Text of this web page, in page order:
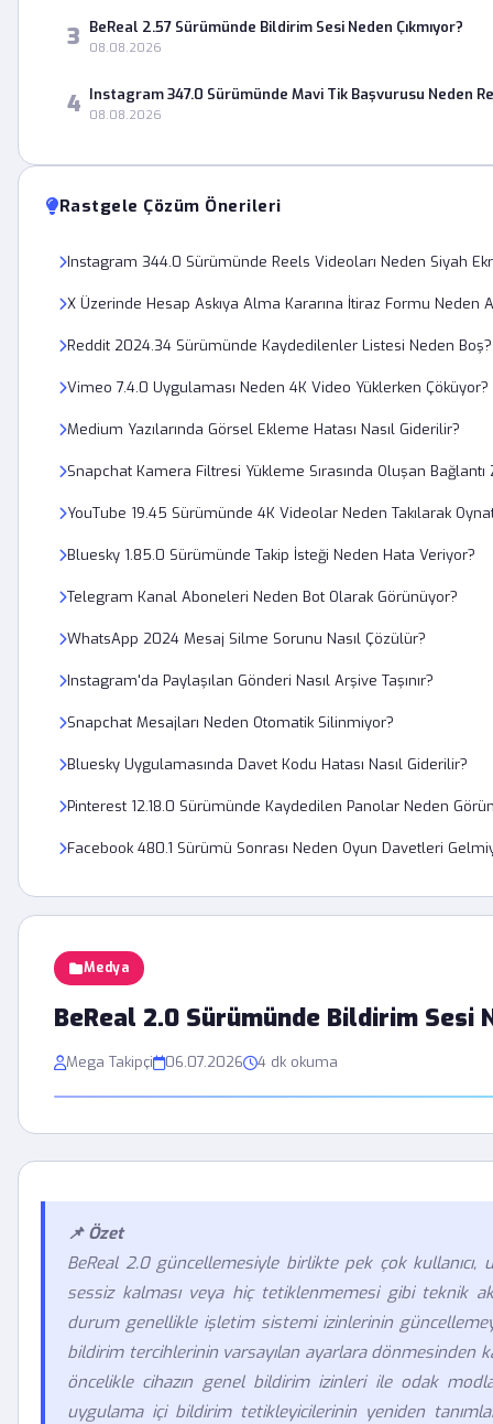
Medya
BeReal 2.0 Sürümünde Bildirim Sesi
Mega Takipçi 06.07.2026 4 dk okuma
📌 Özet
BeReal 2.0 güncellemesiyle birlikte pek çok kullanıcı,
sessiz kalması veya hiç tetiklenmemesi gibi teknik
durum genellikle işletim sistemi izinlerinin
bildirim tercihlerinin varsayılan ayarlara dönmesinden
öncelikle cihazın genel bildirim izinleri ile odak
uygulama içi bildirim tetikleyicilerinin yeniden
3 BeReal 2.57 Sürümünde Bildirim Sesi Neden Çıkmıyor?
08.08.2026
4 Instagram 347.0 Sürümünde Mavi Tik Başvurusu Neden
08.08.2026
Rastgele Çözüm Önerileri
Instagram 344.0 Sürümünde Reels Videoları Neden Siyah
X Üzerinde Hesap Askıya Alma Kararına İtiraz Formu Neden
Reddit 2024.34 Sürümünde Kaydedilenler Listesi Neden Boş?
Vimeo 7.4.0 Uygulaması Neden 4K Video Yüklerken Çöküyor?
Medium Yazılarında Görsel Ekleme Hatası Nasıl Giderilir?
Snapchat Kamera Filtresi Yükleme Sırasında Oluşan Bağlantı
YouTube 19.45 Sürümünde 4K Videolar Neden Takılarak
Bluesky 1.85.0 Sürümünde Takip İsteği Neden Hata Veriyor?
Telegram Kanal Aboneleri Neden Bot Olarak Görünüyor?
WhatsApp 2024 Mesaj Silme Sorunu Nasıl Çözülür?
Instagram'da Paylaşılan Gönderi Nasıl Arşive Taşınır?
Snapchat Mesajları Neden Otomatik Silinmiyor?
Bluesky Uygulamasında Davet Kodu Hatası Nasıl Giderilir?
Pinterest 12.18.0 Sürümünde Kaydedilen Panolar Neden
Facebook 480.1 Sürümü Sonrası Neden Oyun Davetleri